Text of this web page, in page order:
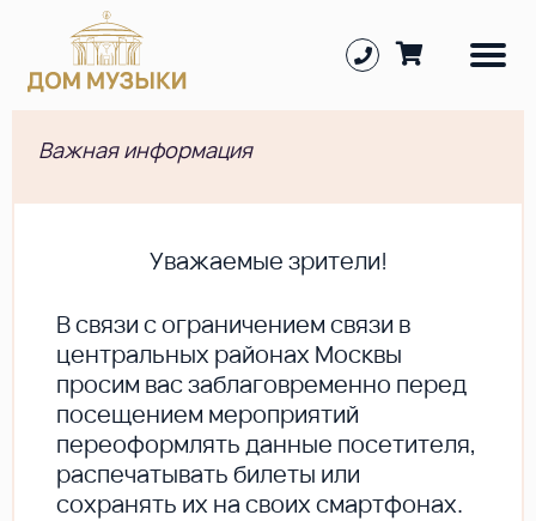
Важная информация
Уважаемые зрители!
В cвязи с ограничением связи в
центральных районах Москвы
просим вас заблаговременно перед
посещением мероприятий
переоформлять данные посетителя,
распечатывать билеты или
сохранять их на своих смартфонах.